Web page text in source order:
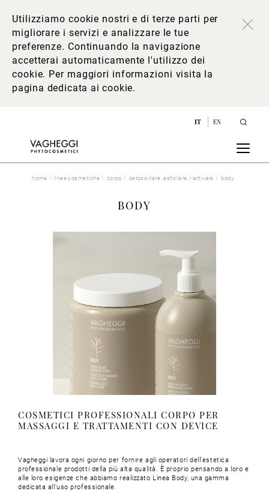
Utilizziamo cookie nostri e di terze parti per
migliorare i servizi e analizzare le tue
preferenze. Continuando la navigazione
accetterai automaticamente l'utilizzo dei
cookie. Per maggiori informazioni visita la
pagina dedicata ai cookie.
IT EN
home linee cosmetiche corpo detossinare, esfoliare, riattivare body
BODY
COSMETICI PROFESSIONALI CORPO PER
MASSAGGI E TRATTAMENTI CON DEVICE
Vagheggi lavora ogni giorno per fornire agli operatori dell’estetica
professionale prodotti della più alta qualità. È proprio pensando a loro e
alle loro esigenze che abbiamo realizzato Linea Body, una gamma
dedicata all’uso professionale.